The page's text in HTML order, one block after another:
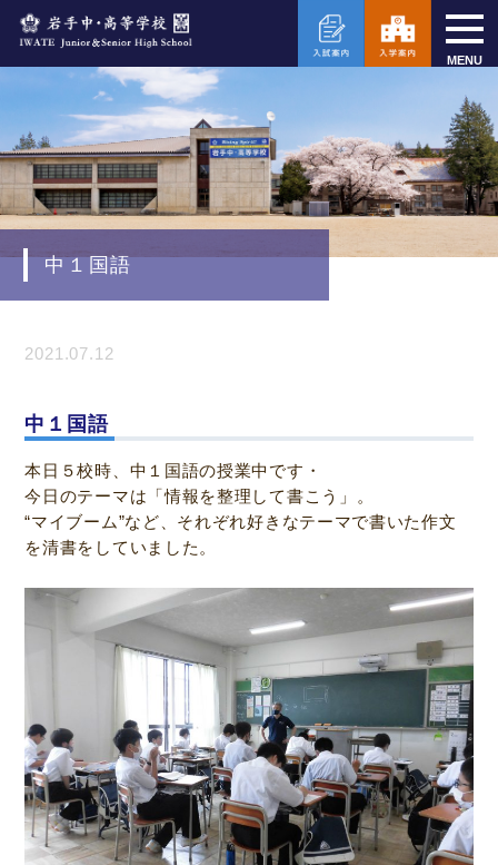
MENU
中１国語
2021.07.12
中１国語
本日５校時、中１国語の授業中です・
今日のテーマは「情報を整理して書こう」。
“マイブーム”など、それぞれ好きなテーマで書いた作文
を清書をしていました。